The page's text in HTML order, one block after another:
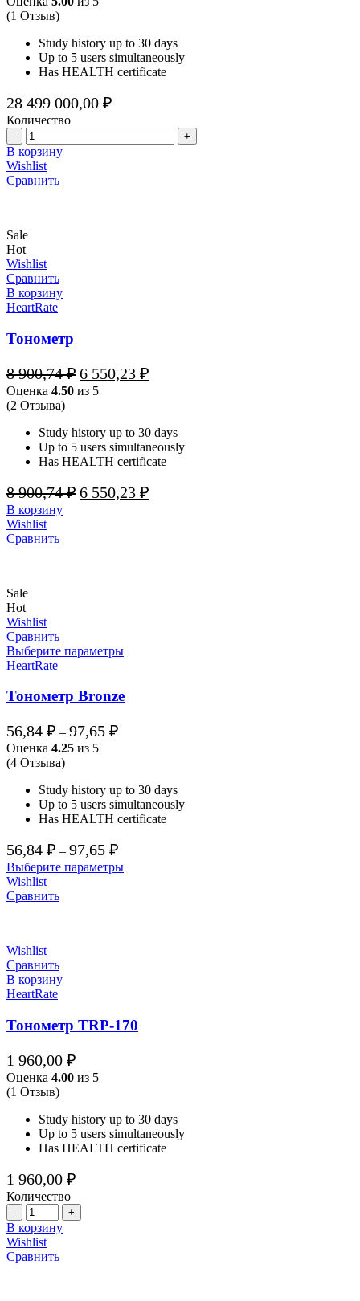
(1 Отзыв)
Study history up to 30 days
Up to 5 users simultaneously
Has HEALTH certificate
28 499 000,00 ₽
Количество
Количество
В корзину
Wishlist
Сравнить
Sale
Hot
Wishlist
Сравнить
В корзину
HeartRate
Тонометр
8 900,74₽ Первоначальная
цена
составляла
900,74 ₽.
6 550,23 ₽
цена:
Оценка 4.50 из 5
(2 Отзыва)
Study history up to 30 days
Up to 5 users simultaneously
Has HEALTH certificate
8 900,74₽ Первоначальная
цена
6 550,23 ₽
цена:
В корзину
Wishlist
Сравнить
Sale
Hot
Wishlist
Сравнить
Выберите параметры
HeartRate
Тонометр Bronze
56,84 ₽ – 97,65 ₽
97,65 ₽
Оценка 4.25 из 5
(4 Отзыва)
Study history up to 30 days
Up to 5 users simultaneously
Has HEALTH certificate
56,84 ₽ – 97,65 ₽
56,84 ₽
Выберите параметры
Wishlist
Сравнить
Wishlist
Сравнить
В корзину
HeartRate
Тонометр TRP-170
1 960,00 ₽
Оценка 4.00 из 5
(1 Отзыв)
Study history up to 30 days
Up to 5 users simultaneously
Has HEALTH certificate
1 960,00 ₽
Количество
Количество
В корзину
Wishlist
Сравнить